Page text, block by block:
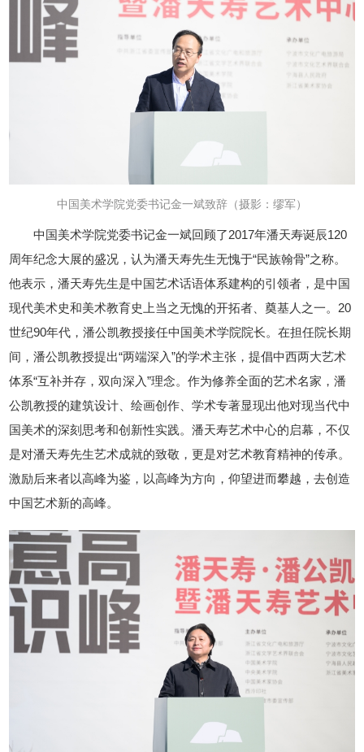
中国美术学院党委书记金一斌致辞 （摄影：缪军）
中国美术学院党委书记金一斌回顾了2017年潘天寿诞辰120
周年纪念大展的盛况，认为潘天寿先生无愧于“民族翰骨”之称。
他表示，潘天寿先生是中国艺术话语体系建构的引领者，是中国
现代美术史和美术教育史上当之无愧的开拓者、奠基人之一。20
世纪90年代，潘公凯教授接任中国美术学院院长。在担任院长期
间，潘公凯教授提出“两端深入”的学术主张，提倡中西两大艺术
体系“互补并存，双向深入”理念。作为修养全面的艺术名家，潘
公凯教授的建筑设计、绘画创作、学术专著显现出他对现当代中
国美术的深刻思考和创新性实践。潘天寿艺术中心的启幕，不仅
是对潘天寿先生艺术成就的致敬，更是对艺术教育精神的传承。
激励后来者以高峰为鉴，以高峰为方向，仰望进而攀越，去创造
中国艺术新的高峰。